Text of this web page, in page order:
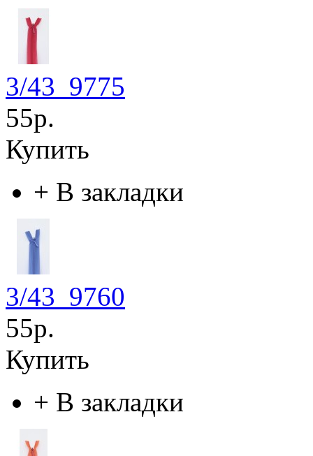
3/43_9775
55р.
Купить
+ В закладки
3/43_9760
55р.
Купить
+ В закладки